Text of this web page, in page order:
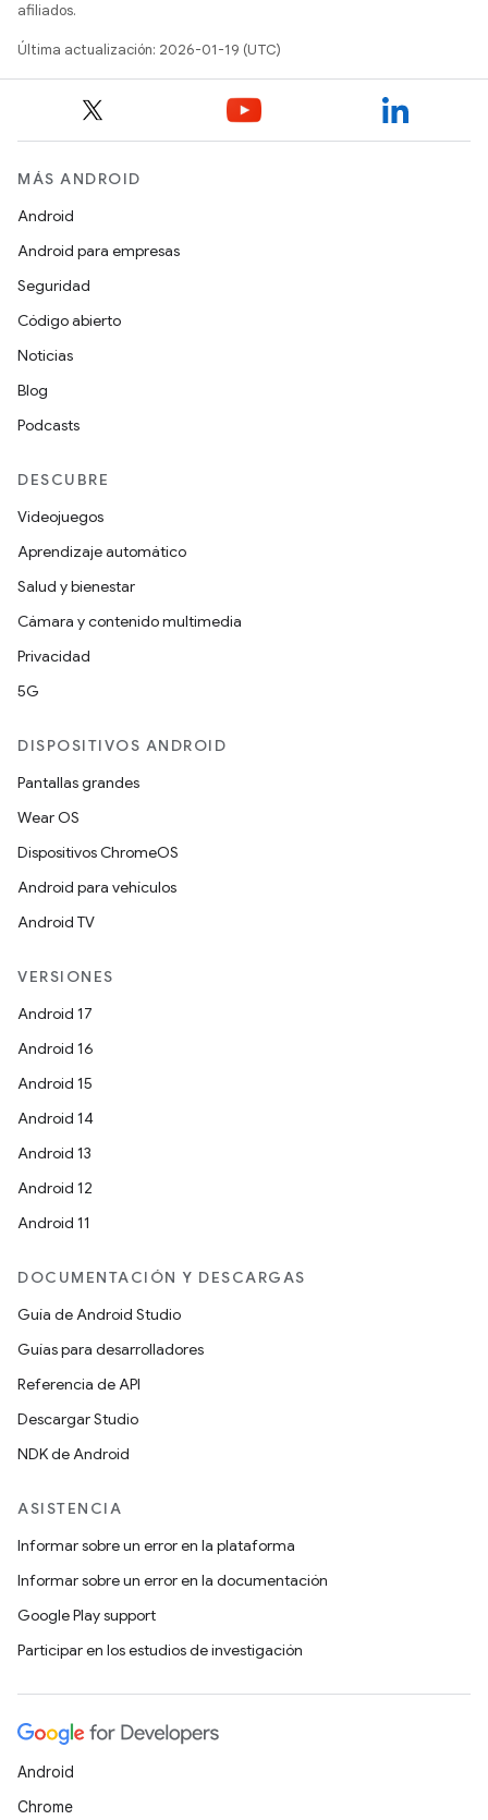
afiliados.
Última actualización: 2026-01-19 (UTC)
MÁS ANDROID
Android
Android para empresas
Seguridad
Código abierto
Noticias
Blog
Podcasts
DESCUBRE
Videojuegos
Aprendizaje automático
Salud y bienestar
Cámara y contenido multimedia
Privacidad
5G
DISPOSITIVOS ANDROID
Pantallas grandes
Wear OS
Dispositivos ChromeOS
Android para vehículos
Android TV
VERSIONES
Android 17
Android 16
Android 15
Android 14
Android 13
Android 12
Android 11
DOCUMENTACIÓN Y DESCARGAS
Guía de Android Studio
Guías para desarrolladores
Referencia de API
Descargar Studio
NDK de Android
ASISTENCIA
Informar sobre un error en la plataforma
Informar sobre un error en la documentación
Google Play support
Participar en los estudios de investigación
Android
Chrome